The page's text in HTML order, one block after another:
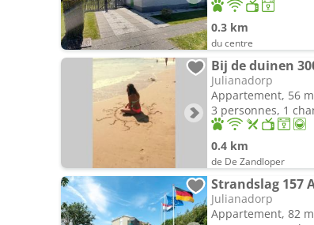
0.3 km
du centre
Julianadorp
Appartement, 56
3 personnes, 1
0.4 km
de De Zandloper
Julianadorp
Appartement, 82